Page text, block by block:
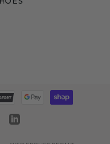
LINKEDIN